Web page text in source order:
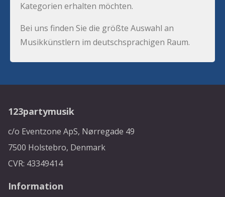
Kategorien erhalten möchten.
Bei uns finden Sie die größte Auswahl an
Musikkünstlern im deutschsprachigen Raum.
123partymusik
c/o Eventzone ApS, Nørregade 49
7500 Holstebro, Denmark
CVR: 43349414
Information